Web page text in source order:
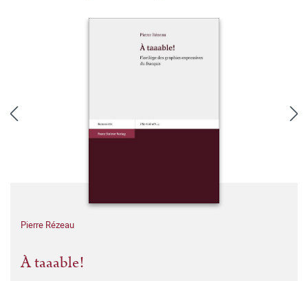
Pierre Rézeau
À taaable!